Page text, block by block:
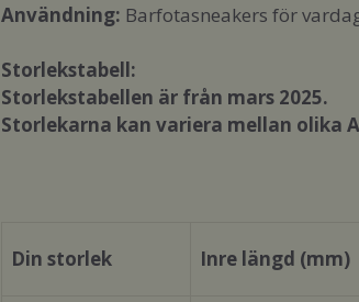
Användning: Barfotasneakers för
Storlekstabell:
Storlekstabellen är från mars 2025.
Storlekarna kan variera mellan olika
Din storlek Inre längd (mm)